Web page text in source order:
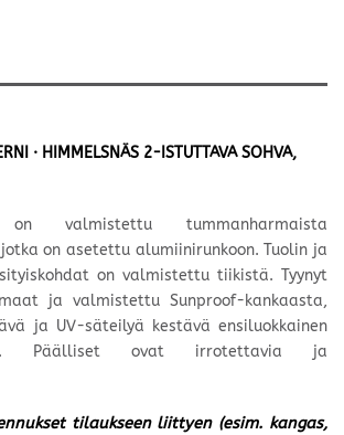
· HIMMELSNÄS 2-ISTUTTAVA SOHVA,
valmistettu tummanharmaista
on asetettu alumiinirunkoon. Tuolin ja
on valmistettu tiikistä. Tyynyt
ja valmistettu Sunproof-kankaasta,
ja UV-säteilyä kestävä ensiluokkainen
Päälliset ovat irrotettavia ja
tilaukseen liittyen (esim. kangas,